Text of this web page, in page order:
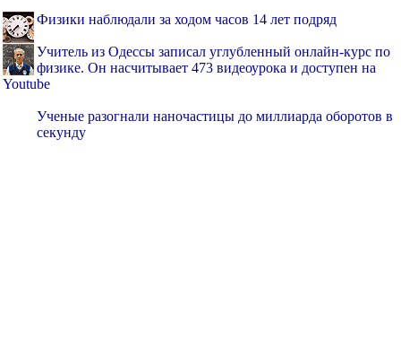
Физики наблюдали за ходом часов 14 лет подряд
Учитель из Одессы записал углубленный онлайн-курс по
физике. Он насчитывает 473 видеоурока и доступен на
Youtube
Ученые разогнали наночастицы до миллиарда оборотов в
секунду